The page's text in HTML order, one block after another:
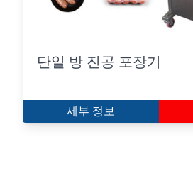
단일 방 진공 포장기
세부 정보